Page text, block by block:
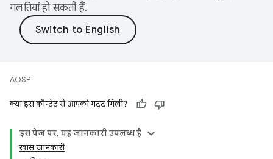
गलतियां हो सकती हैं.
AOSP
क्या इस कॉन्टेंट से आपको मदद मिली?
इस पेज पर, यह जानकारी उपलब्ध है
खास जानकारी